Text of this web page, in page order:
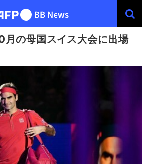
月の母国スイス大会に出場